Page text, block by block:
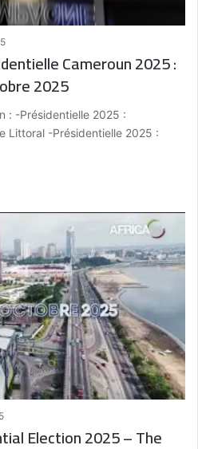
Cameroun 2025 :
2025
: -Présidentielle 2025 :
Littoral -Présidentielle 2025 :
Election 2025 – The